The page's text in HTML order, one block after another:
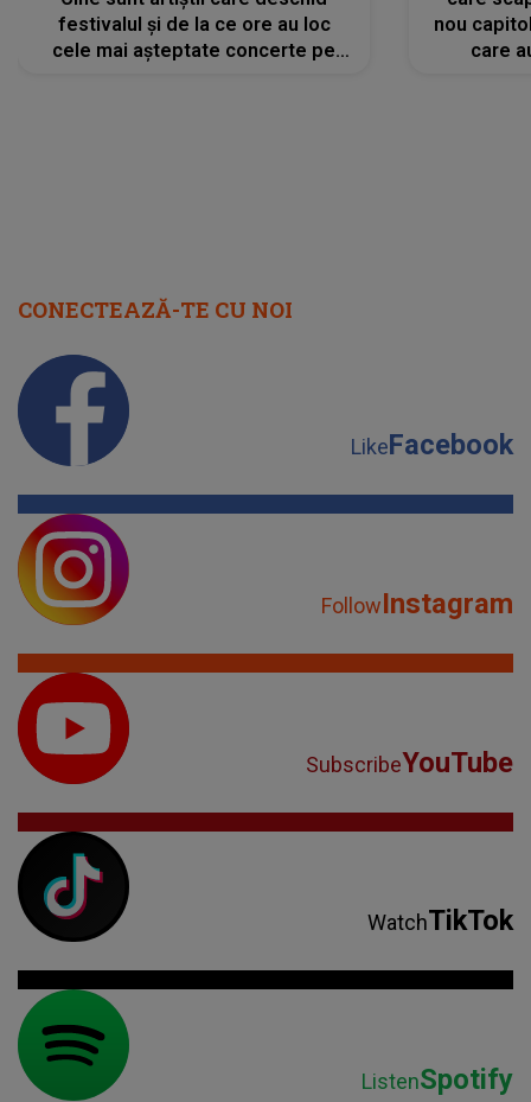
festivalul și de la ce ore au loc
cele mai așteptate concerte pe
nou
care
CONECTEAZĂ-TE CU NOI
LikeFacebook
FollowInstagram
SubscribeYouTube
WatchTikTok
ListenSpotify